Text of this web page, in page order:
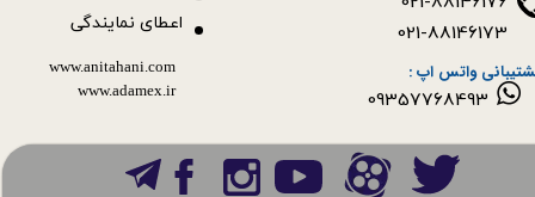
09357768493
اعطای نمایندگی
www.anitahani.com
www.ada​​​​​​​mex.ir
واتس اپ :